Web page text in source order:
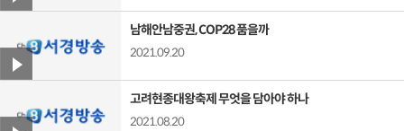
남해안남중권, COP28 품을까
2021.09.20
고려현종대왕축제 무엇을 담아야 하나
2021.08.20